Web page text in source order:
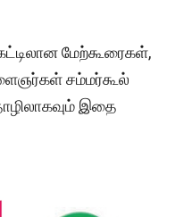
மேற்கூரைகள்,
சம்மர்கூல்
இதை